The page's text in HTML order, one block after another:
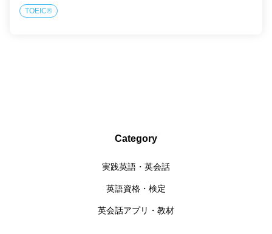
TOEIC®
Category
実践英語・英会話
英語資格・検定
英会話アプリ・教材